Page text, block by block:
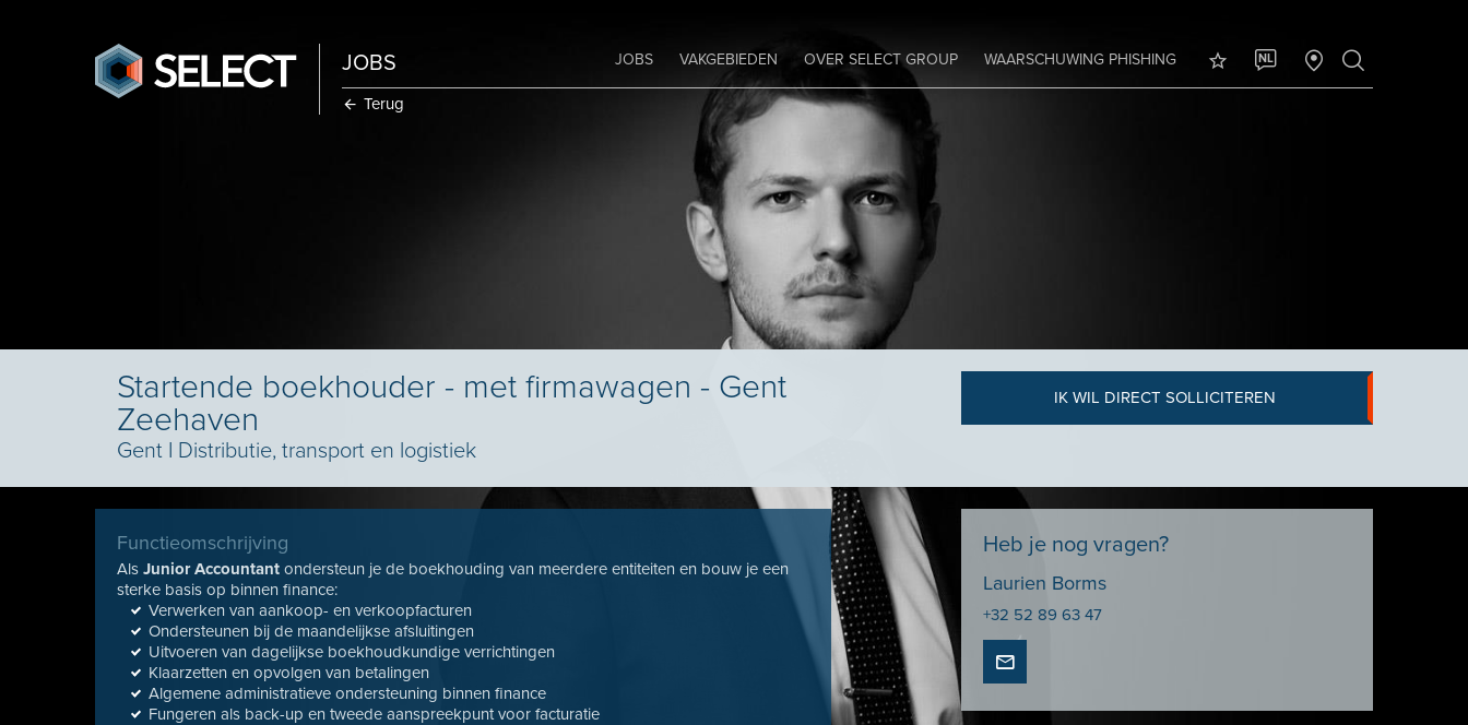
JOBS JOBS VAKGEBIEDEN OVER SELECT GROUP WAARSCHUWING PHISHING NL
Terug
Startende boekhouder - met firmawagen - Gent
Zeehaven
Gent I Distributie, transport en logistiek
IK WIL DIRECT SOLLICITEREN
Functieomschrijving
AlsJunior Accountant ondersteun je de boekhouding van meerdere entiteiten en bouw je een
sterke basis op binnen finance:
Verwerken van aankoop- en verkoopfacturen
Ondersteunen bij de maandelijkse afsluitingen
Uitvoeren van dagelijkse boekhoudkundige verrichtingen
Klaarzetten en opvolgen van betalingen
Algemene administratieve ondersteuning binnen finance
Fungeren als back-up en tweede aanspreekpunt voor facturatie
Heb je nog vragen?
Laurien Borms
+32 52 89 63 47